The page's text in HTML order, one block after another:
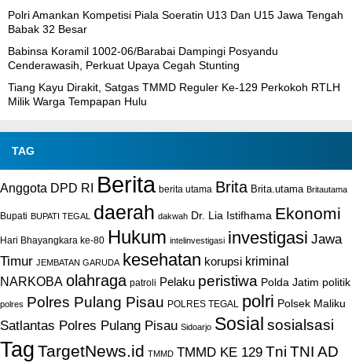
Polri Amankan Kompetisi Piala Soeratin U13 Dan U15 Jawa Tengah
Babak 32 Besar
Babinsa Koramil 1002-06/Barabai Dampingi Posyandu
Cenderawasih, Perkuat Upaya Cegah Stunting
Tiang Kayu Dirakit, Satgas TMMD Reguler Ke-129 Perkokoh RTLH
Milik Warga Tempapan Hulu
TAG
Anggota DPD RI Berita berita utama Brita Brita.utama Britautama
Bupati BUPATI TEGAL daerah dakwah Dr. Lia Istifhama Ekonomi
Hari Bhayangkara ke-80 Hukum intelinvestigasi investigasi Jawa
Timur JEMBATAN GARUDA kesehatan korupsi kriminal
NARKOBA olahraga patroli Pelaku peristiwa Polda Jatim politik
polres Polres Pulang Pisau POLRES TEGAL polri Polsek Maliku
Satlantas Polres Pulang Pisau Sidoarjo Sosial sosialsasi
Tag TargetNews.id TMMD TMMD KE 129 Tni TNI AD